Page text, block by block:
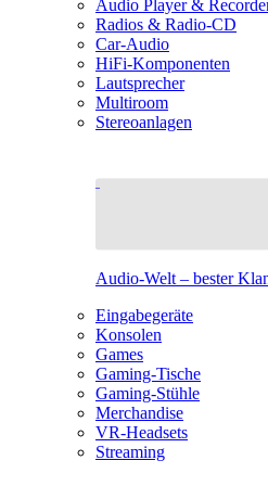
Audio Player &
Radios & Radio-CD
Car-Audio
HiFi-Komponenten
Lautsprecher
Multiroom
Stereoanlagen
Audio-Welt – bester
Eingabegeräte
Konsolen
Games
Gaming-Tische
Gaming-Stühle
Merchandise
VR-Headsets
Streaming